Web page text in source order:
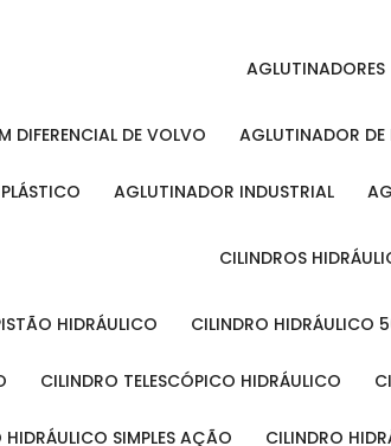
AGLUTINADORES
DIFERENCIAL DE VOLVO AGLUTINADOR
AGLUTINADOR INDUSTRIAL
CILINDROS
HIDRÁULICO CILINDRO HIDRÁULICO
CILINDRO TELESCÓPICO HIDRÁULICO
HIDRÁULICO SIMPLES AÇÃO CILINDRO